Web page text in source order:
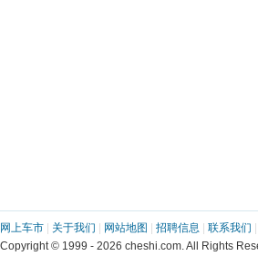
网上车市 关于我们 网站地图 招聘信息 联系我们
Copyright © 1999 - 2026 cheshi.com. All Rights